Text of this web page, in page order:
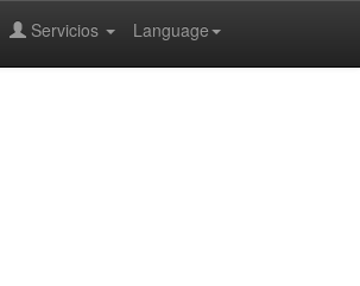
Language
Servicios